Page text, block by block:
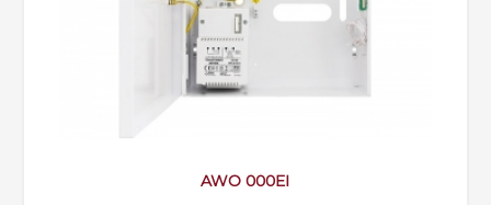
AWO 000EI